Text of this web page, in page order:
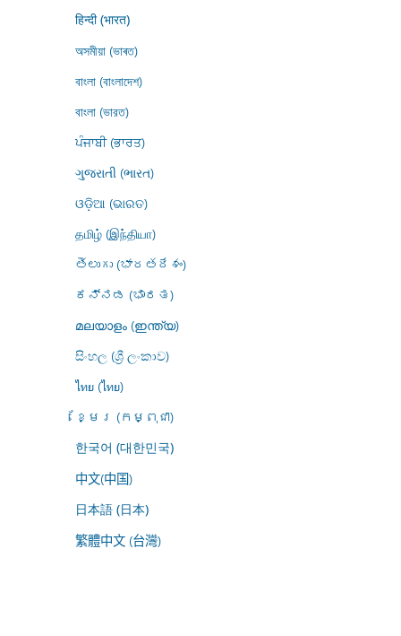
हिन्दी (भारत)
অসমীয়া (ভাৰত)
বাংলা (বাংলাদেশ)
বাংলা (ভারত)
ਪੰਜਾਬੀ (ਭਾਰਤ)
ગુજરાતી (ભારત)
ଓଡ଼ିଆ (ଭାରତ)
தமிழ் (இந்தியா)
తెలుగు (భారతదేశం)
ಕನ್ನಡ (ಭಾರತ)
മലയാളം (ഇന്ത്യ)
සිංහල (ශ්‍රී ලංකාව)
ไทย (ไทย)
ខ្មែរ (កម្ពុជា)
한국어 (대한민국)
中文(中国)
日本語 (日本)
繁體中文 (台灣)